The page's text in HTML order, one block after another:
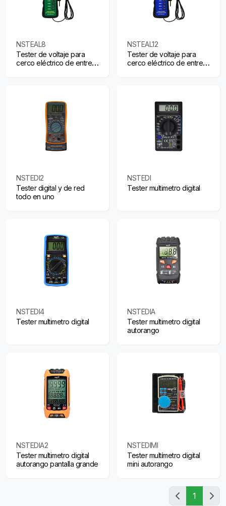
NSTEAL8
Tester de voltaje para
cerco eléctrico de entre
NSTEAL12
Tester de voltaje para
cerco eléctrico de entre
NSTEDI2
Tester digital y de red
todo en uno
NSTEDI
Tester multimetro digital
NSTEDI4
Tester multimetro digital
NSTEDIA
Tester multimetro digital
autorango
NSTEDIA2
Tester multimetro digital
autorango pantalla grande
NSTEDIMI
Tester multímetro digital
mini autorango
1